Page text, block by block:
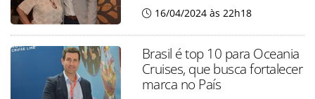
16/04/2024 às 22h18
Brasil é top 10 para Oceania
Cruises, que busca fortalecer
marca no País